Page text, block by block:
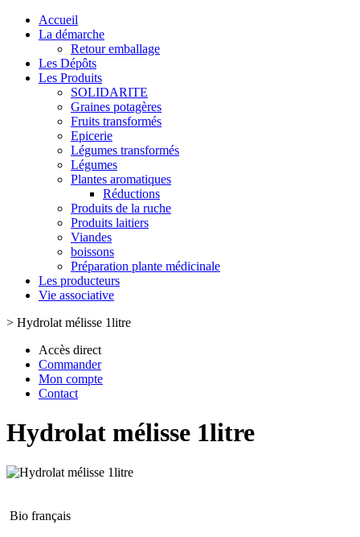
Accueil
La démarche
Retour emballage
Les Dépôts
Les Produits
SOLIDARITE
Graines potagères
Fruits transformés
Epicerie
Légumes transformés
Légumes
Plantes aromatiques
Réductions
Produits de la ruche
Produits laitiers
Viandes
boissons
Préparation plante médicinale
Les producteurs
Vie associative
> Hydrolat mélisse 1litre
Accès direct
Commander
Mon compte
Contact
Hydrolat mélisse 1litre
Bio français